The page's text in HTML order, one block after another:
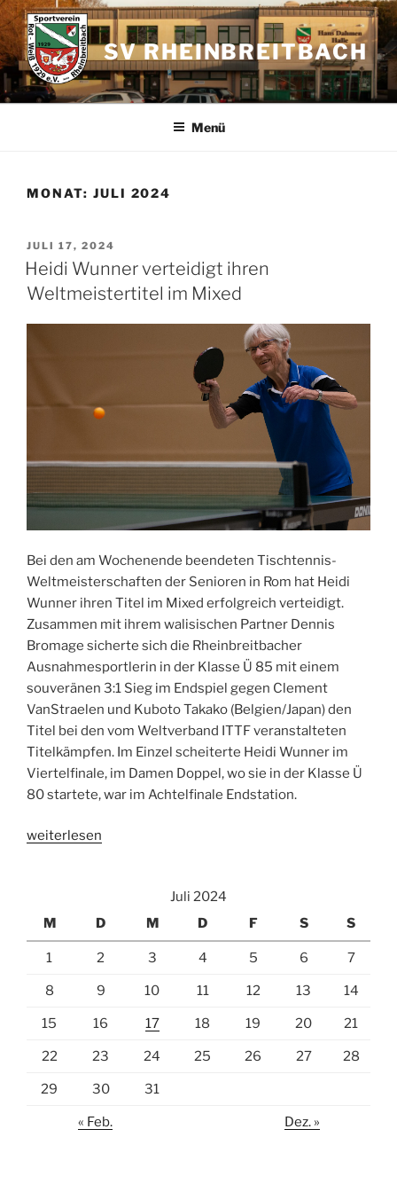
Zum
Inhalt
springen
SV RHEINBREITBACH
Menü
MONAT: JULI 2024
VERÖFFENTLICHT
AM
JULI 17, 2024
Heidi Wunner verteidigt ihren
Weltmeistertitel im Mixed
Bei den am Wochenende beendeten Tischtennis-
Weltmeisterschaften der Senioren in Rom hat Heidi
Wunner ihren Titel im Mixed erfolgreich verteidigt.
Zusammen mit ihrem walisischen Partner Dennis
Bromage sicherte sich die Rheinbreitbacher
Ausnahmesportlerin in der Klasse Ü 85 mit einem
souveränen 3:1 Sieg im Endspiel gegen Clement
VanStraelen und Kuboto Takako (Belgien/Japan) den
Titel bei den vom Weltverband ITTF veranstalteten
Titelkämpfen. Im Einzel scheiterte Heidi Wunner im
Viertelfinale, im Damen Doppel, wo sie in der Klasse Ü
80 startete, war im Achtelfinale Endstation.
„Heidi
Weltmeistertitel
im
Mixed“
weiterlesen
Juli 2024
M
D M D F S S
1 2 3 4 5 6 7
8 9 10 11 12 13 14
15 16 17 18 19 20 21
22 23 24 25 26 27 28
29 30 31
« Feb. Dez. »